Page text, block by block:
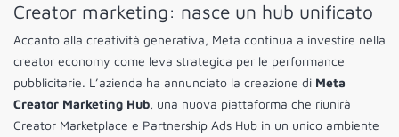
Creator marketing: nasce un hub unificato
Accanto alla creatività generativa, Meta continua a investire nella
creator economy come leva strategica per le performance
pubblicitarie. L’azienda ha annunciato la creazione di Meta
Creator Marketing Hub, una nuova piattaforma che riunirà
Creator Marketplace e Partnership Ads Hub in un unico ambiente